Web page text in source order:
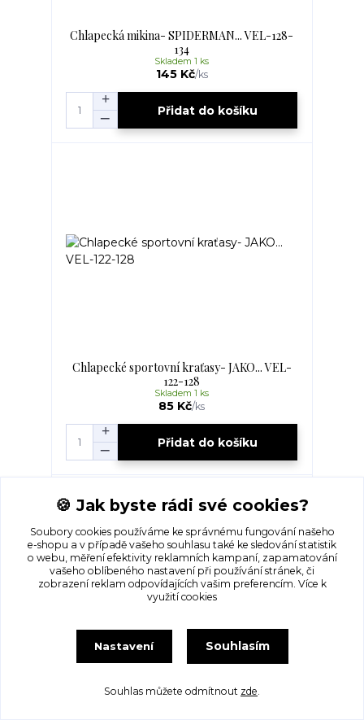
Chlapecká mikina- SPIDERMAN... VEL-128-
134
145 Kč/ks
Skladem 1 ks
Přidat do košíku
Chlapecké sportovní kraťasy- JAKO... VEL-
122-128
85 Kč/ks
Skladem 1 ks
Přidat do košíku
Chlapecké tričko- GAME... VEL-122-128
🍪 Jak byste rádi své cookies?
Soubory cookies používáme ke správnému fungování našeho
e-shopu a v případě vašeho souhlasu také ke sledování statistik
o webu, měření efektivity reklamních kampaní, zapamatování
vašeho oblíbeného nastavení při používání stránek, či
zobrazení reklam odpovídajících vašim preferencím. Více k
využití cookies
Nastavení Souhlasím
Souhlas můžete odmítnout zde